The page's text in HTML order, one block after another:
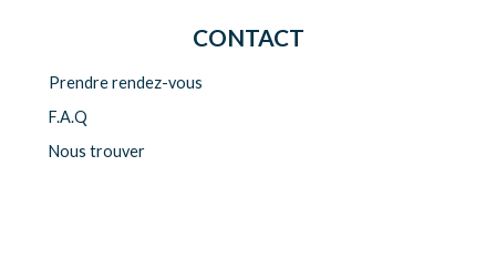
CONTACT
Prendre rendez-vous
F.A.Q
Nous trouver